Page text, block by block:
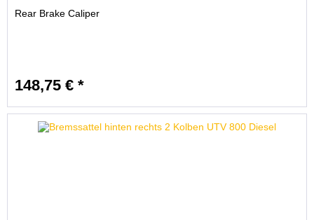
Rear Brake Caliper
148,75 € *